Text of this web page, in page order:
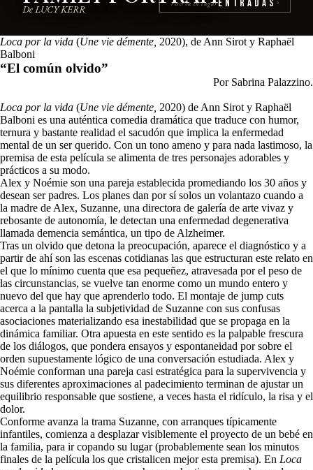
De LUCY KERR
reserva tu lugarEntradas ›
Loca por la vida (Une vie démente, 2020), de Ann Sirot y Raphaël
Balboni
“El común olvido”
Por Sabrina Palazzino.
Loca por la vida (Une vie démente, 2020) de Ann Sirot y Raphaël
Balboni es una auténtica comedia dramática que traduce con humor,
ternura y bastante realidad el sacudón que implica la enfermedad
mental de un ser querido. Con un tono ameno y para nada lastimoso, la
premisa de esta película se alimenta de tres personajes adorables y
prácticos a su modo.
Alex y Noémie son una pareja establecida promediando los 30 años y
desean ser padres. Los planes dan por sí solos un volantazo cuando a
la madre de Alex, Suzanne, una directora de galería de arte vivaz y
rebosante de autonomía, le detectan una enfermedad degenerativa
llamada demencia semántica, un tipo de Alzheimer.
Tras un olvido que detona la preocupación, aparece el diagnóstico y a
partir de ahí son las escenas cotidianas las que estructuran este relato en
el que lo mínimo cuenta que esa pequeñez, atravesada por el peso de
las circunstancias, se vuelve tan enorme como un mundo entero y
nuevo del que hay que aprenderlo todo. El montaje de jump cuts
acerca a la pantalla la subjetividad de Suzanne con sus confusas
asociaciones materializando esa inestabilidad que se propaga en la
dinámica familiar. Otra apuesta en este sentido es la palpable frescura
de los diálogos, que pondera ensayos y espontaneidad por sobre el
orden supuestamente lógico de una conversación estudiada. Alex y
Noémie conforman una pareja casi estratégica para la supervivencia y
sus diferentes aproximaciones al padecimiento terminan de ajustar un
equilibrio responsable que sostiene, a veces hasta el ridículo, la risa y el
dolor.
Conforme avanza la trama Suzanne, con arranques típicamente
infantiles, comienza a desplazar visiblemente el proyecto de un bebé en
la familia, para ir copando su lugar (probablemente sean los minutos
finales de la película los que cristalicen mejor esta premisa). En Loca